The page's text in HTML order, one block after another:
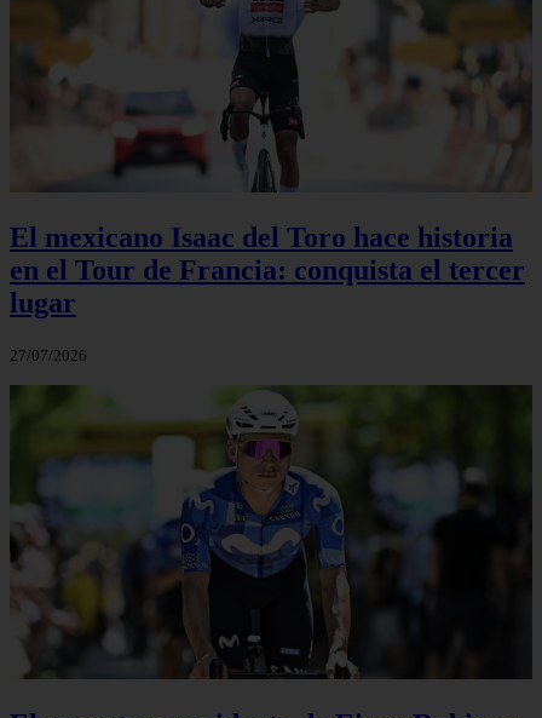
El mexicano Isaac del Toro hace historia
en el Tour de Francia: conquista el tercer
lugar
27/07/2026